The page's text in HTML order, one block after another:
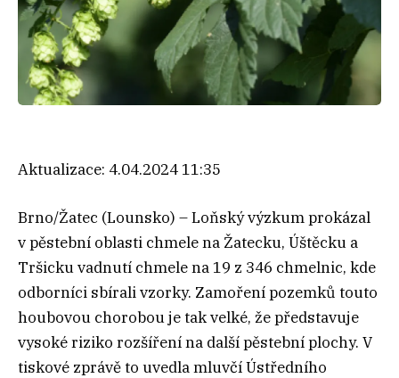
Aktualizace: 4.04.2024 11:35
Brno/Žatec (Lounsko) – Loňský výzkum prokázal
v pěstební oblasti chmele na Žatecku, Úštěcku a
Tršicku vadnutí chmele na 19 z 346 chmelnic, kde
odborníci sbírali vzorky. Zamoření pozemků touto
houbovou chorobou je tak velké, že představuje
vysoké riziko rozšíření na další pěstební plochy. V
tiskové zprávě to uvedla mluvčí Ústředního